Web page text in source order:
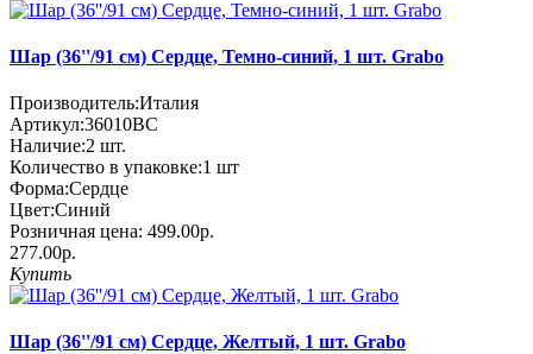
Шар (36''/91 см) Сердце, Темно-синий, 1 шт. Grabo
Производитель:Италия
Артикул:36010BC
Наличие:2 шт.
Количество в упаковке:1 шт
Форма:Сердце
Цвет:Синий
Розничная цена: 499.00р.
277.00р.
Купить
Шар (36''/91 см) Сердце, Желтый, 1 шт. Grabo